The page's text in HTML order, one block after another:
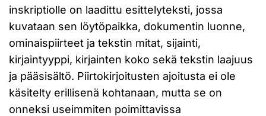
inskriptiolle on laadittu esittelyteksti, jossa
kuvataan sen löytöpaikka, dokumentin luonne,
ominaispiirteet ja tekstin mitat, sijainti,
kirjaintyyppi, kirjainten koko sekä tekstin laajuus
ja pääsisältö. Piirtokirjoitusten ajoitusta ei ole
käsitelty erillisenä kohtanaan, mutta se on
onneksi useimmiten poimittavissa